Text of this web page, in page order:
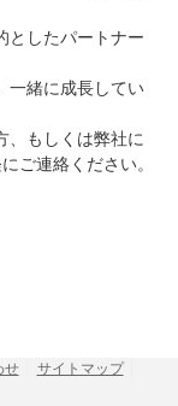
としたパートナー
一緒に成長してい
、もしくは弊社に
ご連絡ください。
せ
サイトマップ